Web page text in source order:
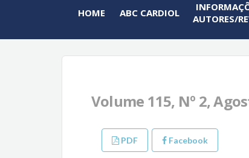
HOME ABC CARDIOL
AUTORES/
Volume 115, Nº 2,
PDF Facebook